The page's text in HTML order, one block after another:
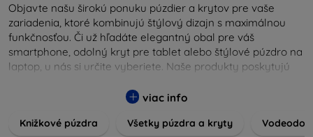
Objavte našu širokú ponuku púzdier a krytov pre vaše
zariadenia, ktoré kombinujú štýlový dizajn s maximálnou
funkčnosťou. Či už hľadáte elegantný obal pre váš
smartphone, odolný kryt pre tablet alebo štýlové púzdro na
laptop, u nás si určite vyberiete. Naše produkty poskytujú
nárazmi, pričom zohľadňujú aj estetické a praktické
viac info
Knižkové púzdra Všetky púzdra a kryty